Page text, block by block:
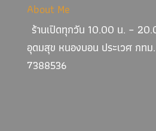
About Me
ร้านเปิดทุกวัน 10.00 น. –
อุดมสุข หนองบอน ประเวศ กท
7388536